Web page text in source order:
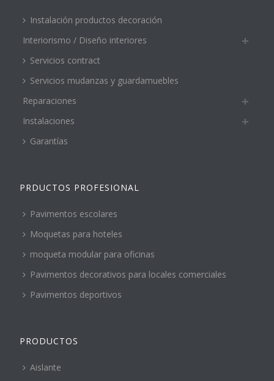
Instalación productos decoración
Interiorismo / Diseño interiores
Servicios contract
Servicios mudanzas y guardamuebles
Reparaciones
Instalaciones
Garantías
PRDUCTOS PROFESIONAL
Pavimentos escolares
Moquetas para hoteles
moqueta modular para oficinas
Pavimentos decorativos para locales comerciales
Pavimentos deportivos
PRODUCTOS
Aislante